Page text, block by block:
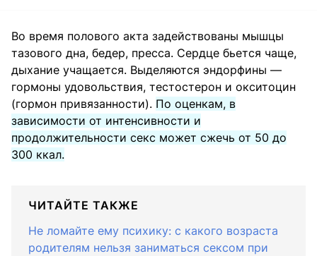
Во время полового акта задействованы мышцы
тазового дна, бедер, пресса. Сердце бьется чаще,
дыхание учащается. Выделяются эндорфины —
гормоны удовольствия, тестостерон и окситоцин
(гормон привязанности). По оценкам, в
зависимости от интенсивности и
продолжительности секс может сжечь от 50 до
300 ккал.
ЧИТАЙТЕ ТАКЖЕ
Не ломайте ему психику: с какого возраста
родителям нельзя заниматься сексом при